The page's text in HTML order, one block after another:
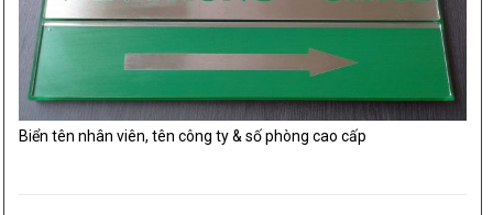
Biển tên nhân viên, tên công ty & số phòng cao cấp